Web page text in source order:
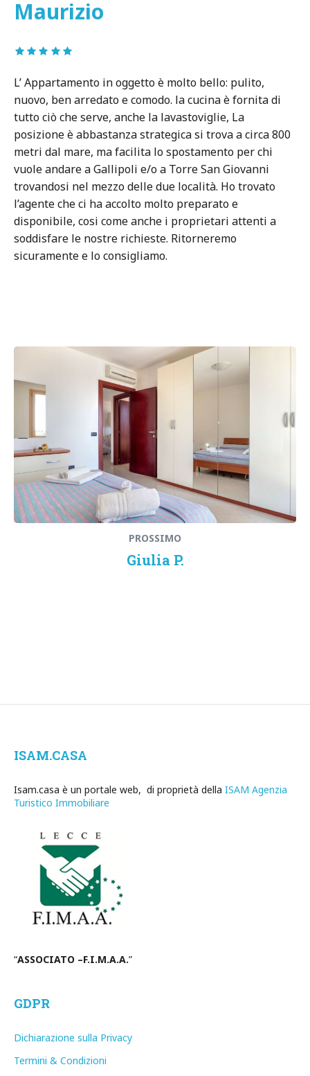
Maurizio
L’ Appartamento in oggetto è molto bello: pulito,
nuovo, ben arredato e comodo. la cucina è fornita di
tutto ciò che serve, anche la lavastoviglie, La
posizione è abbastanza strategica si trova a circa 800
metri dal mare, ma facilita lo spostamento per chi
vuole andare a Gallipoli e/o a Torre San Giovanni
trovandosi nel mezzo delle due località. Ho trovato
l’agente che ci ha accolto molto preparato e
disponibile, cosi come anche i proprietari attenti a
soddisfare le nostre richieste. Ritorneremo
sicuramente e lo consigliamo.
PROSSIMO
Giulia P.
ISAM.CASA
Isam.casa è un portale web, di proprietà della ISAM Agenzia
Turistico Immobiliare
“ASSOCIATO –F.I.M.A.A.”
GDPR
Dichiarazione sulla Privacy
Termini & Condizioni